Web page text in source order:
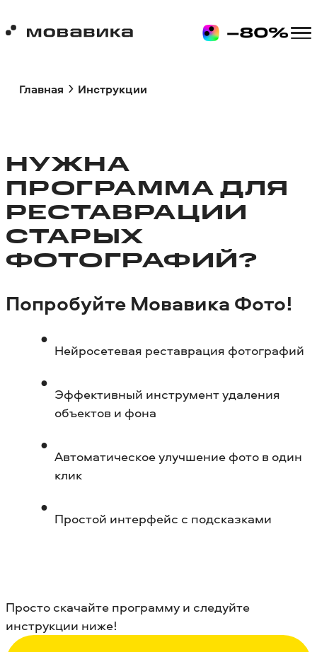
Главная Инструкции
НУЖНА
ПРОГРАММА ДЛЯ
РЕСТАВРАЦИИ
СТАРЫХ
ФОТОГРАФИЙ?
Попробуйте Мовавика Фото!
Нейросетевая реставрация фотографий
Эффективный инструмент удаления
объектов и фона
Автоматическое улучшение фото в один
клик
Простой интерфейс с подсказками
Просто скачайте программу и следуйте
инструкции ниже!